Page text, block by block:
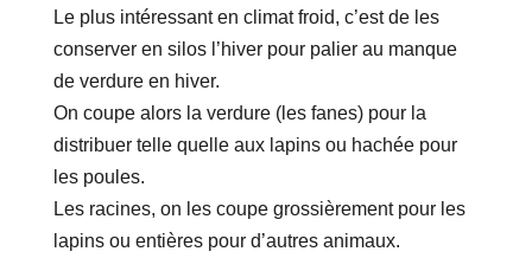
Le plus intéressant en climat froid, c’est de les
conserver en silos l’hiver pour palier au manque
de verdure en hiver.
On coupe alors la verdure (les fanes) pour la
distribuer telle quelle aux lapins ou hachée pour
les poules.
Les racines, on les coupe grossièrement pour les
lapins ou entières pour d’autres animaux.